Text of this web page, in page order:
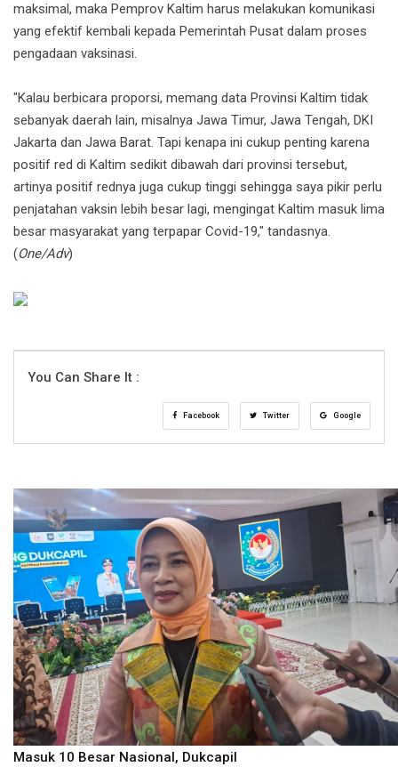
maksimal, maka Pemprov Kaltim harus melakukan komunikasi
yang efektif kembali kepada Pemerintah Pusat dalam proses
pengadaan vaksinasi.
"Kalau berbicara proporsi, memang data Provinsi Kaltim tidak
sebanyak daerah lain, misalnya Jawa Timur, Jawa Tengah, DKI
Jakarta dan Jawa Barat. Tapi kenapa ini cukup penting karena
positif red di Kaltim sedikit dibawah dari provinsi tersebut,
artinya positif rednya juga cukup tinggi sehingga saya pikir perlu
penjatahan vaksin lebih besar lagi, mengingat Kaltim masuk lima
besar masyarakat yang terpapar Covid-19," tandasnya.
(One/Adv)
You Can Share It :
Facebook Twitter Google
Masuk 10 Besar Nasional, Dukcapil